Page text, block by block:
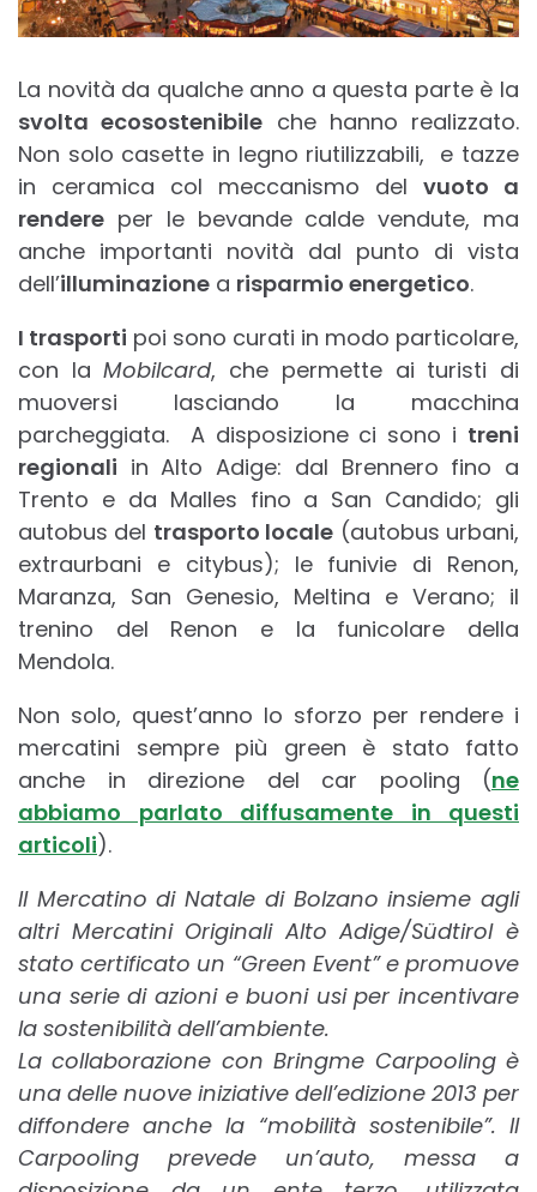
La novità da qualche anno a questa parte è la
svolta ecosostenibile che hanno realizzato.
Non solo casette in legno riutilizzabili, e tazze
in ceramica col meccanismo del vuoto a
rendere per le bevande calde vendute, ma
anche importanti novità dal punto di vista
dell’illuminazione a risparmio energetico.
I trasporti poi sono curati in modo particolare,
con laMobilcard, che permette ai turisti di
muoversi lasciando la macchina
parcheggiata. A disposizione ci sono i treni
regionali in Alto Adige: dal Brennero fino a
Trento e da Malles fino a San Candido; gli
autobus del trasporto locale (autobus urbani,
extraurbani e citybus); le funivie di Renon,
Maranza, San Genesio, Meltina e Verano; il
trenino del Renon e la funicolare della
Mendola.
Non solo, quest’anno lo sforzo per rendere i
mercatini sempre più green è stato fatto
anche in direzione del car pooling (ne
abbiamo parlato diffusamente in questi
articoli).
Il Mercatino di Natale di Bolzano insieme agli
altri Mercatini Originali Alto Adige/Südtirol è
stato certificato un “Green Event” e promuove
una serie di azioni e buoni usi per incentivare
la sostenibilità dell’ambiente.
La collaborazione con Bringme Carpooling è
una delle nuove iniziative dell’edizione 2013 per
diffondere anche la “mobilità sostenibile”. Il
Carpooling prevede un’auto, messa a